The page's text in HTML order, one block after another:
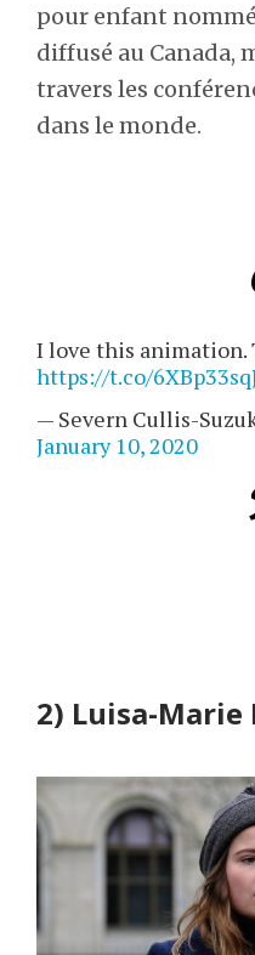
pour enfant nommé
diffusé au Canada,
travers les
dans le monde.
I love this animation.
https://t.co/
— Severn Cullis-
January 10, 2020
2) Luisa-